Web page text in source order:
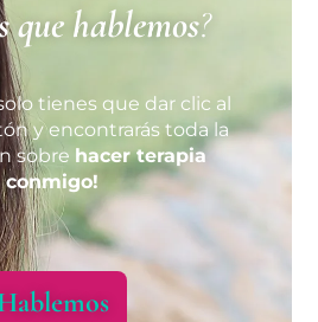
que hablemos?
tienes que dar clic al
y encontrarás toda la
sobre hacer terapia
conmigo!